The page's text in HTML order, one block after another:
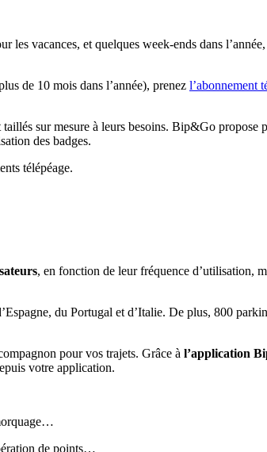
les vacances, et quelques week-ends dans
de 10 mois dans l’année), prenez l’abonnement
taillés sur mesure à leurs besoins. Bip&Go propose
des badges.
télépéage.
, en fonction de leur fréquence d’utilisation,
du Portugal et d’Italie. De plus, 800
pour vos trajets. Grâce à l’application
votre application.
de points…